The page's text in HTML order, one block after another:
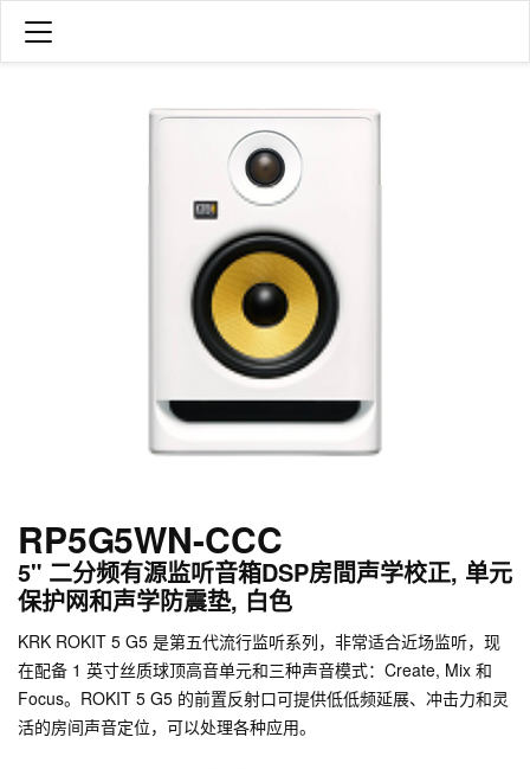
RP5G5WN-CCC
5" 二分频有源监听音箱DSP房間声学校正, 单元
保护网和声学防震垫, 白色
KRK ROKIT 5 G5 是第五代流行监听系列，非常适合近场监听，现
在配备 1 英寸丝质球顶高音单元和三种声音模式：Create, Mix 和
Focus。ROKIT 5 G5 的前置反射口可提供低低频延展、冲击力和灵
活的房间声音定位，可以处理各种应用。